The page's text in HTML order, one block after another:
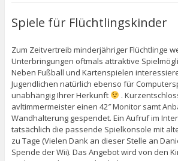
Spiele für Flüchtlingskinder
Zum Zeitvertreib minderjähriger Flüchtlinge
Unterbringungen oftmals attraktive
Neben Fußball und Kartenspielen
Jugendlichen natürlich ebenso für
unabhängig Ihrer Herkunft
.
avltimmermeister einen 42″ Monitor samt
Wandhalterung gespendet. Ein Aufruf im
tatsächlich die passende Spielkonsole mit
zu Tage (Vielen Dank an dieser Stelle an
Spende der Wii). Das Angebot wird von den